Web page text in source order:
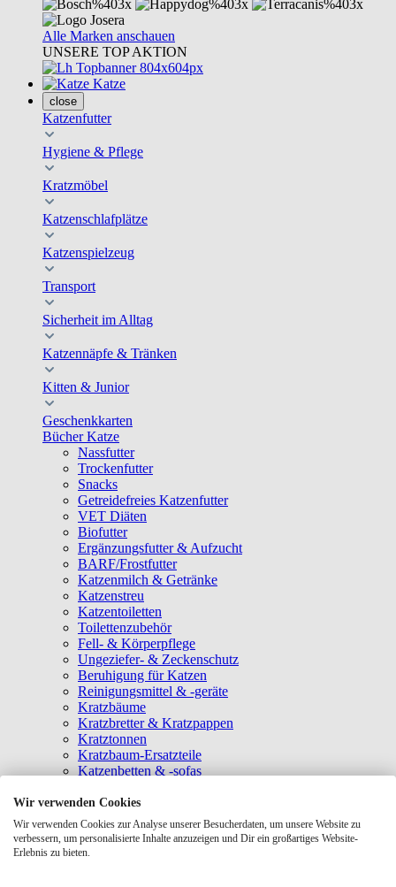
Alle Marken anschauen
UNSERE TOP AKTION
Katze
close
Katzenfutter
Hygiene & Pflege
Kratzmöbel
Katzenschlafplätze
Katzenspielzeug
Transport
Sicherheit im Alltag
Katzennäpfe & Tränken
Kitten & Junior
Geschenkkarten
Bücher Katze
Nassfutter
Trockenfutter
Snacks
Getreidefreies Katzenfutter
VET Diäten
Biofutter
Ergänzungsfutter & Aufzucht
BARF/Frostfutter
Katzenmilch & Getränke
Katzenstreu
Katzentoiletten
Toilettenzubehör
Fell- & Körperpflege
Ungeziefer- & Zeckenschutz
Beruhigung für Katzen
Reinigungsmittel & -geräte
Kratzbäume
Kratzbretter & Kratzpappen
Kratztonnen
Kratzbaum-Ersatzteile
Katzenbetten & -sofas
Katzenhäuser
Hängematten & Fensterliegeplätze
Katzendecken & -matten
Baldrian- & Catnipspielzeug
Wir verwenden Cookies
Wir verwenden Cookies zur Analyse unserer Besucherdaten, um unsere Website zu
verbessern, um personalisierte Inhalte anzuzeigen und Dir ein großartiges Website-
Erlebnis zu bieten.